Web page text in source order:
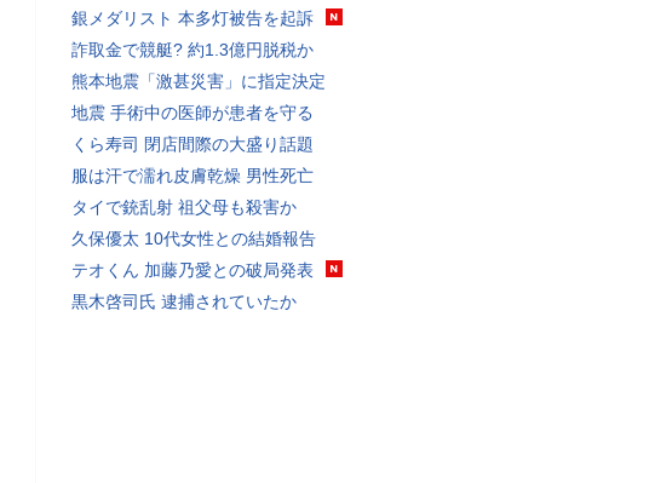
銀メダリスト 本多灯被告を起訴
詐取金で競艇? 約1.3億円脱税か
熊本地震「激甚災害」に指定決定
地震 手術中の医師が患者を守る
くら寿司 閉店間際の大盛り話題
服は汗で濡れ皮膚乾燥 男性死亡
タイで銃乱射 祖父母も殺害か
久保優太 10代女性との結婚報告
テオくん 加藤乃愛との破局発表
黒木啓司氏 逮捕されていたか